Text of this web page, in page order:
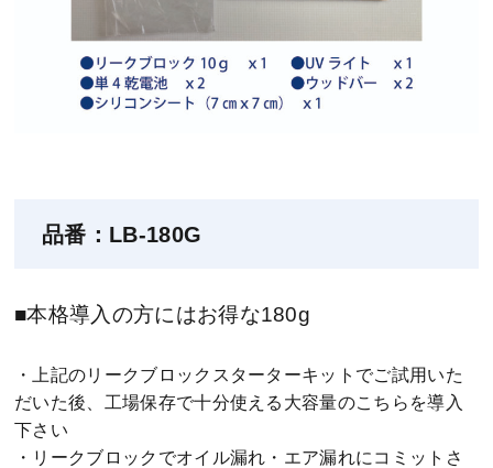
品番：LB-180G
■本格導入の方にはお得な180g
・上記のリークブロックスターターキットでご試用いた
だいた後、 工場保存で十分使える大容量のこちらを導入
下さい
・リークブロックでオイル漏れ・エア漏れに コミットさ